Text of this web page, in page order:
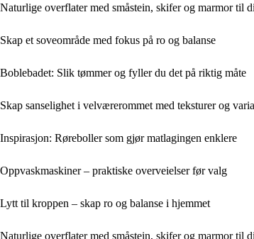
Naturlige overflater med småstein, skifer og marmor til
Skap et soveområde med fokus på ro og balanse
Boblebadet: Slik tømmer og fyller du det på riktig måte
Skap sanselighet i velværerommet med teksturer og
Inspirasjon: Røreboller som gjør matlagingen enklere
Oppvaskmaskiner – praktiske overveielser før valg
Lytt til kroppen – skap ro og balanse i hjemmet
Naturlige overflater med småstein, skifer og marmor til